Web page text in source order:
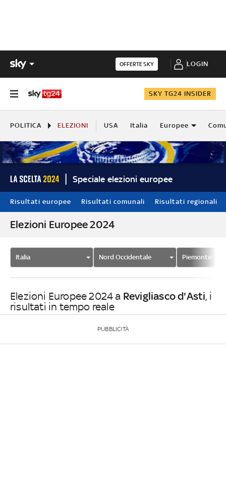
OFFERTE SKY LOGIN
SKY TG24 INSIDER
POLITICA ELEZIONI USA Italia Europee
Speciale elezioni europee
Risultati europee Risultati comunali Risultati regionali
Elezioni Europee 2024
Italia Nord Occidentale Piemonte
Elezioni Europee 2024 a Revigliasco d'Asti, i
risultati in tempo reale
PUBBLICITÀ